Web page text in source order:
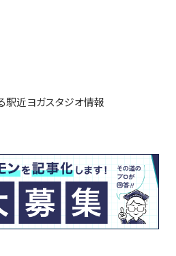
駅近ヨガスタジオ情報